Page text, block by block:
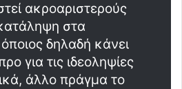
ακροαριστερούς
στα
δηλαδή κάνει
για τις ιδεοληψίες
άλλο πράγμα το